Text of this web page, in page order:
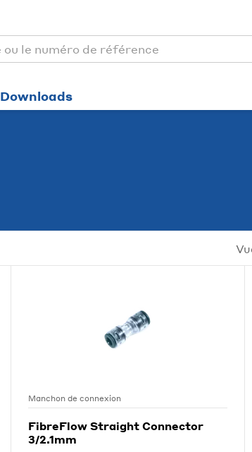
Downloads
Manchon de connexion
FibreFlow Straight Connector
3/2.1mm